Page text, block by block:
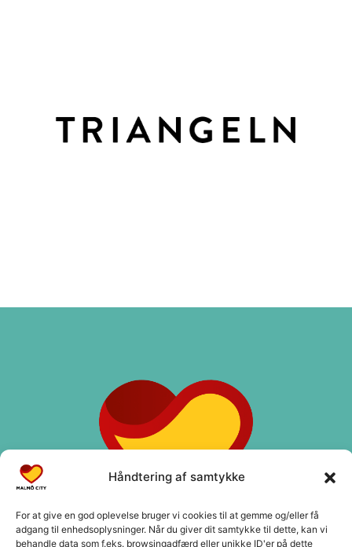
Håndtering af samtykke
For at give en god oplevelse bruger vi cookies til at gemme og/eller få
adgang til enhedsoplysninger. Når du giver dit samtykke til dette, kan vi
behandle data som f.eks. browsingadfærd eller unikke ID'er på dette